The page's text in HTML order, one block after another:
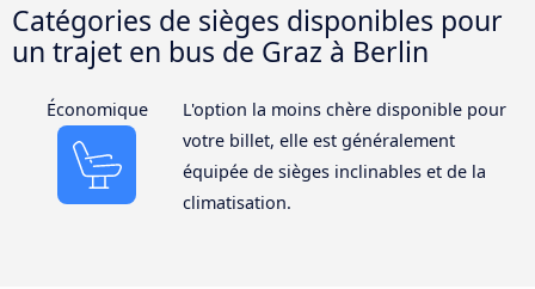
Catégories de sièges disponibles pour
un trajet en bus de Graz à Berlin
Économique
L'option la moins chère disponible pour
votre billet, elle est généralement
équipée de sièges inclinables et de la
climatisation.